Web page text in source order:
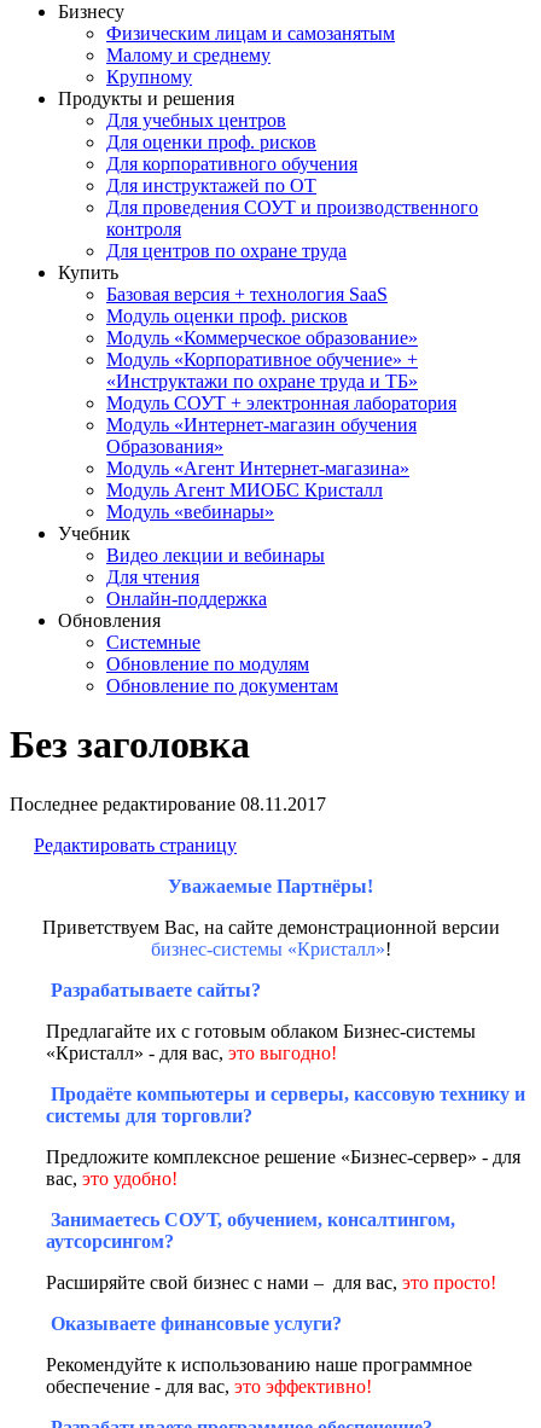
Бизнесу
Физическим лицам и самозанятым
Малому и среднему
Крупному
Продукты и решения
Для учебных центров
Для оценки проф. рисков
Для корпоративного обучения
Для инструктажей по ОТ
Для проведения СОУТ и производственного
контроля
Для центров по охране труда
Купить
Базовая версия + технология SaaS
Модуль оценки проф. рисков
Модуль «Коммерческое образование»
Модуль «Корпоративное обучение» +
«Инструктажи по охране труда и ТБ»
Модуль СОУТ + электронная лаборатория
Модуль «Интернет-магазин обучения
Образования»
Модуль «Агент Интернет-магазина»
Модуль Агент МИОБС Кристалл
Модуль «вебинары»
Учебник
Видео лекции и вебинары
Для чтения
Онлайн-поддержка
Обновления
Системные
Обновление по модулям
Обновление по документам
Без заголовка
Последнее редактирование 08.11.2017
Редактировать страницу
Уважаемые Партнёры!
Приветствуем Вас, на сайте демонстрационной версии
бизнес-системы «Кристалл»!
Разрабатываете сайты?
Предлагайте их с готовым облаком Бизнес-системы
«Кристалл» - для вас, это выгодно!
Продаёте компьютеры и серверы, кассовую технику и
системы для торговли?
Предложите комплексное решение «Бизнес-сервер» - для
вас, это удобно!
Занимаетесь СОУТ, обучением, консалтингом,
аутсорсингом?
Расширяйте свой бизнес с нами – для вас, это просто!
Оказываете финансовые услуги?
Рекомендуйте к использованию наше программное
обеспечение - для вас, это эффективно!